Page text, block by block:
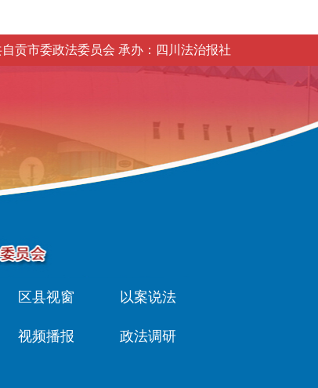
贡市委政法委员会 承办：四川法治报社
区县视窗 以案说法
视频播报 政法调研